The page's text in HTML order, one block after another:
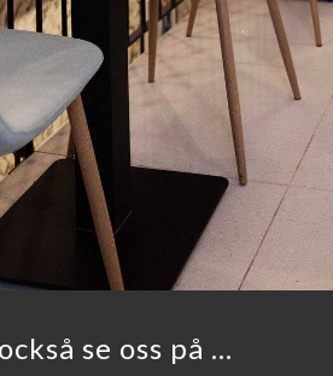
se oss på …